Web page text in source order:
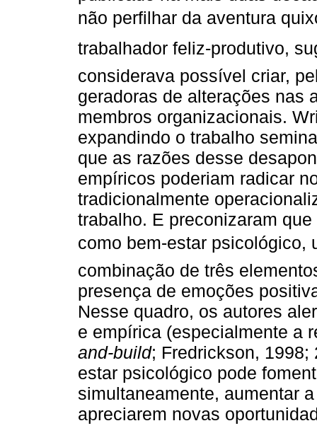
não perfilhar da aventura
trabalhador feliz-produtivo,
considerava possível criar,
geradoras de alterações nas
membros organizacionais.
expandindo o trabalho
que as razões desse
empíricos poderiam radicar
tradicionalmente
trabalho. E preconizaram
como bem-estar
combinação de três
presença de emoções
Nesse quadro, os autores
e empírica (especialmente a
and-build; Fredrickson, 1998;
estar psicológico pode
simultaneamente, aumentar
apreciarem novas